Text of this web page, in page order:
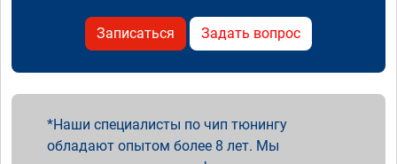
Записаться Задать вопрос
Наши специалисты по чип тюнингу
обладают опытом более 8 лет. Мы